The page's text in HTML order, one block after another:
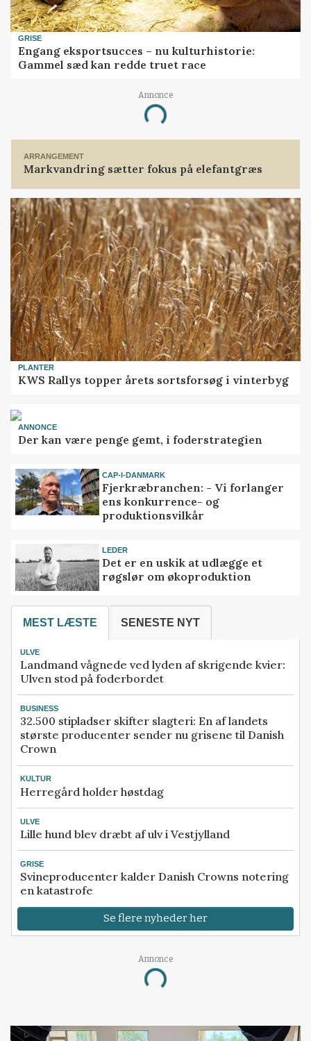
GRISE
Engang eksportsucces – nu kulturhistorie:
Gammel sæd kan redde truet race
Annonce
Loading...
ARRANGEMENT
Markvandring sætter fokus på elefantgræs
PLANTER
KWS Rallys topper årets sortsforsøg i vinterbyg
ANNONCE
Der kan være penge gemt, i foderstrategien
CAP-I-DANMARK
Fjerkræbranchen: - Vi forlanger
ens konkurrence- og
produktionsvilkår
LEDER
Det er en uskik at udlægge et
røgslør om økoproduktion
MEST LÆSTE SENESTE NYT
ULVE
Landmand vågnede ved lyden af skrigende kvier:
Ulven stod på foderbordet
BUSINESS
32.500 stipladser skifter slagteri: En af landets
største producenter sender nu grisene til Danish
Crown
KULTUR
Herregård holder høstdag
ULVE
Lille hund blev dræbt af ulv i Vestjylland
GRISE
Svineproducenter kalder Danish Crowns notering
en katastrofe
Se flere nyheder her
Annonce
Loading...